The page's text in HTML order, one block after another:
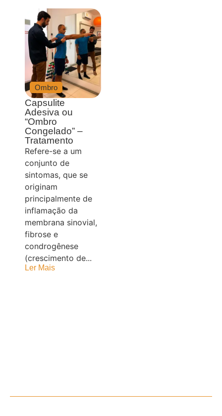
Ombro
Capsulite
Adesiva ou
“Ombro
Congelado” –
Tratamento
Refere-se a um
conjunto de
sintomas, que se
originam
principalmente de
inflamação da
membrana sinovial,
fibrose e
condrogênese
(crescimento de...
Ler Mais